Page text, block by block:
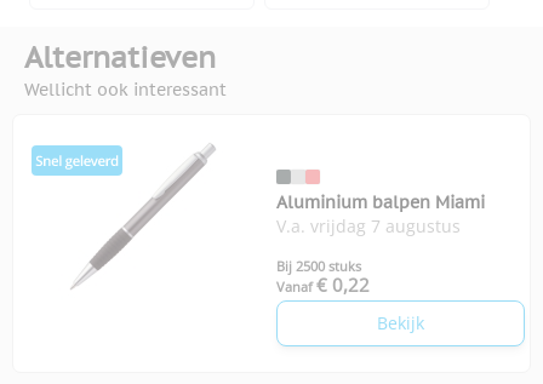
Alternatieven
Wellicht ook interessant
Aluminium balpen Miami
V.a. vrijdag 7 augustus
Bij 2500 stuks
Vanaf € 0,22
Bekijk